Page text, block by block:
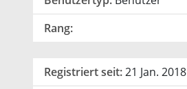
Rang:
Registriert seit:21 Jan. 2018